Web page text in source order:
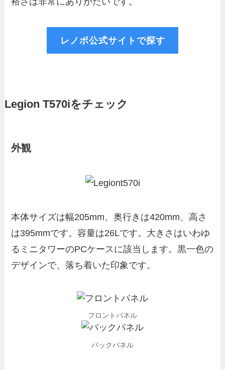
レノボ公式サイトで探す
Legion T570iをチェック
外観
本体サイズは幅205mm、奥行きは420mm、高さ
は395mmです。容量は26Lです。大きさはいわゆ
るミニタワーのPCケースに該当します。黒一色の
デザインで、落ち着いた印象です。
フロントパネル
バックパネル